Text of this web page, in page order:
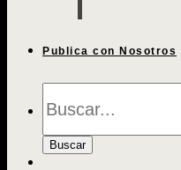
Publica con Nosotros
de
Buscar